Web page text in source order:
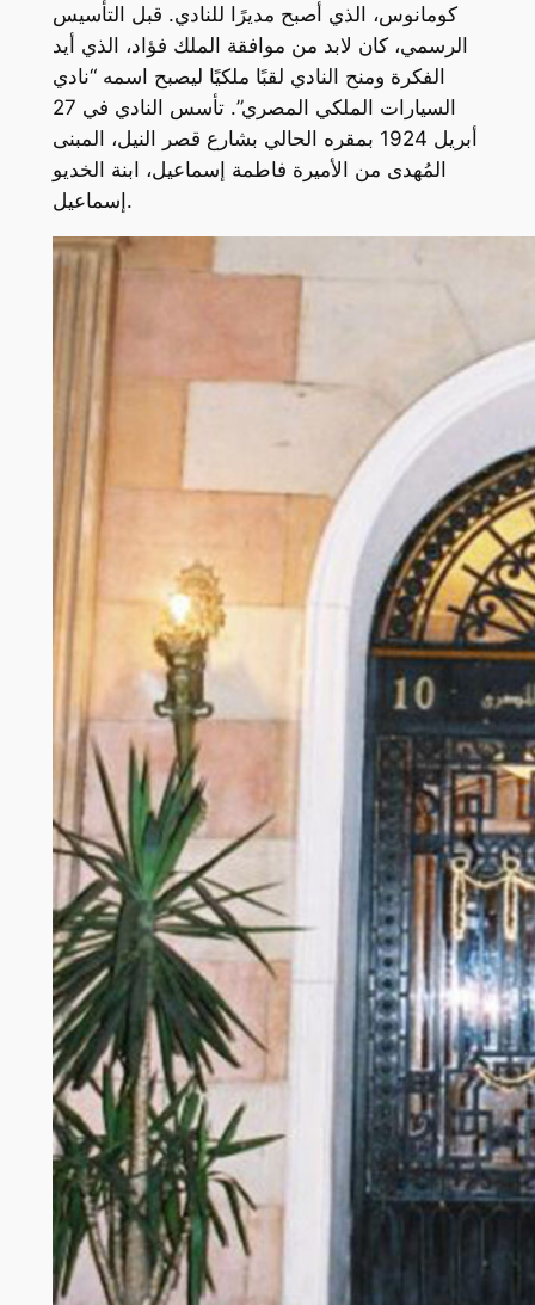
كومانوس، الذي أصبح مديرًا للنادي. قبل التأسيس
الرسمي، كان لابد من موافقة الملك فؤاد، الذي أيد
الفكرة ومنح النادي لقبًا ملكيًا ليصبح اسمه “نادي
السيارات الملكي المصري”. تأسس النادي في 27
أبريل 1924 بمقره الحالي بشارع قصر النيل، المبنى
المُهدى من الأميرة فاطمة إسماعيل، ابنة الخديو
إسماعيل.